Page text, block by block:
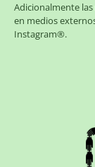
Adicionalmente
en medios
Instagram®.